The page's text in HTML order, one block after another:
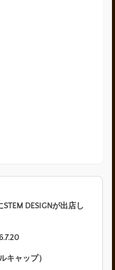
STEM DESIGNが出店し
キャップ）